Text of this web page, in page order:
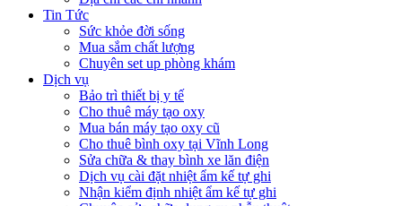
Tin Tức
Sức khỏe đời sống
Mua sắm chất lượng
Chuyên set up phòng khám
Dịch vụ
Bảo trì thiết bị y tế
Cho thuê máy tạo oxy
Mua bán máy tạo oxy cũ
Cho thuê bình oxy tại Vĩnh Long
Sửa chữa & thay bình xe lăn điện
Dịch vụ cài đặt nhiệt ẩm kế tự ghi
Nhận kiểm định nhiệt ẩm kế tự ghi